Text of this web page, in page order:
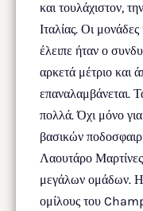
και τουλάχιστον,
Ιταλίας. Οι μονάδες
έλειπε ήταν ο
αρκετά μέτριο και
επαναλαμβάνεται.
πολλά. Όχι μόνο
βασικών
Λαουτάρο
μεγάλων ομάδων.
ομίλους του